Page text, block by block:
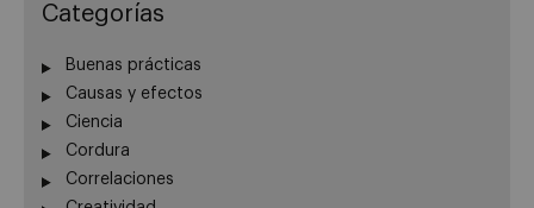
Categorías
Buenas prácticas
Causas y efectos
Ciencia
Cordura
Correlaciones